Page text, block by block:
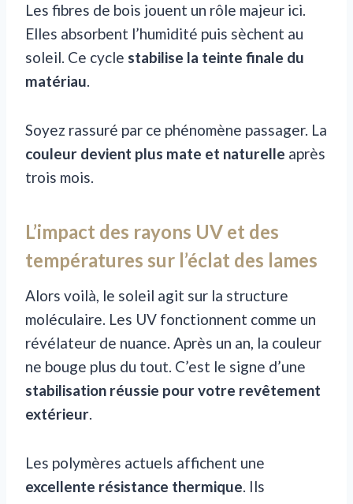
Les fibres de bois jouent un rôle majeur ici.
Elles absorbent l’humidité puis sèchent au
soleil. Ce cycle stabilise la teinte finale du
matériau.
Soyez rassuré par ce phénomène passager. La
couleur devient plus mate et naturelle après
trois mois.
L’impact des rayons UV et des
températures sur l’éclat des lames
Alors voilà, le soleil agit sur la structure
moléculaire. Les UV fonctionnent comme un
révélateur de nuance. Après un an, la couleur
ne bouge plus du tout. C’est le signe d’une
stabilisation réussie pour votre revêtement
extérieur.
Les polymères actuels affichent une
excellente résistance thermique. Ils